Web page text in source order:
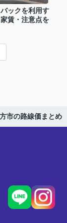
ックを利用す
賃・注意点を
市の路線価まとめ